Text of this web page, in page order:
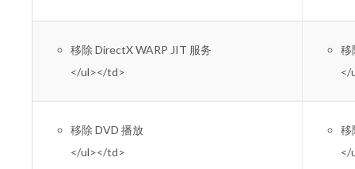
移除 DirectX WARP JIT 服务
</ul></td>
移
</
移除 DVD 播放
</ul></td>
移
</